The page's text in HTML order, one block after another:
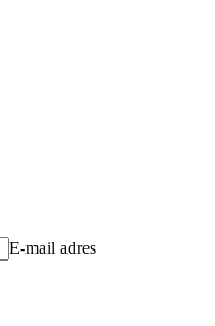
E-mail adres